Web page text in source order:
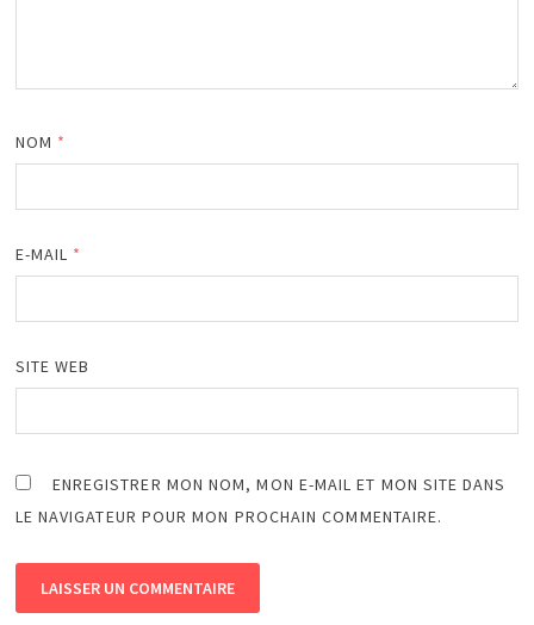
NOM *
E-MAIL *
SITE WEB
ENREGISTRER MON NOM, MON E-MAIL ET MON SITE DANS
LE NAVIGATEUR POUR MON PROCHAIN COMMENTAIRE.